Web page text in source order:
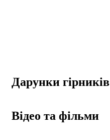
Дарунки гірників
Відео та фільми